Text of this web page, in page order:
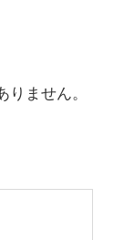
ません。